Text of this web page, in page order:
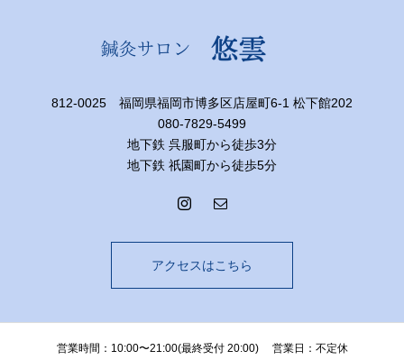
812-0025 福岡県福岡市博多区店屋町6-1 松下館202
080-7829-5499
地下鉄 呉服町から徒歩3分
地下鉄 祇園町から徒歩5分
アクセスはこちら
営業時間：10:00〜21:00(最終受付 20:00) 営業日：不定休